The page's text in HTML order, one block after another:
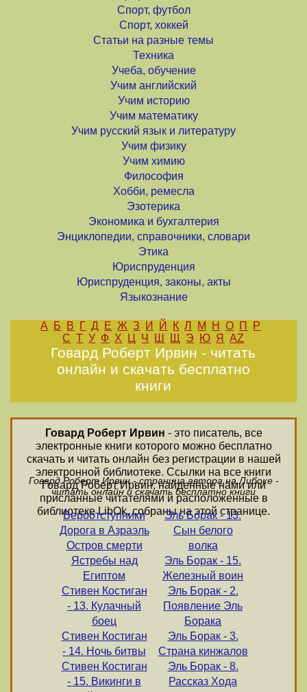
Спорт, футбол
Спорт, хоккей
Статьи на разные темы
Техника
Учеба, обучение
Учим английский
Учим историю
Учим математику
Учим русский язык и литературу
Учим физику
Учим химию
Философия
Хобби, ремесла
Эзотерика
Экономика и бухгалтерия
Энциклопедии, справочники, словари
Этика
Юриспруденция
Юриспруденция, законы, акты
Языкознание
А Б В Г Д Е Ж З И Й К Л М Н О П
Р
С Т У Ф Х Ц Ч Ш Щ Э Ю Я AZ
Говард Роберт Ирвин - читать
онлайн и скачать бесплатно
книги
Говард Роберт Ирвин - это писатель, все
электронные книги которого можно бесплатно
скачать и читать онлайн без регистрации в нашей
электронной библиотеке. Ссылки на все книги
Говард Роберт Ирвин, найденные нами или
присланные читателями и расположенные в
библиотеке LibOk, собраны на этой странице.
Говард Роберт Ирвин - страница автора на Либоке -
читать онлайн и скачать бесплатно книги
Вероотступники
Дорога в Азраэль
Остров смерти
Ястребы над
Египтом
Стивен Костиган
- 13. Кулачный
боец
Стивен Костиган
- 14. Ночь битвы
Стивен Костиган
- 15. Викинги в
Эль Борак - 13.
Сын белого
волка
Эль Борак - 15.
Железный воин
Эль Борак - 2.
Появление Эль
Борака
Эль Борак - 3.
Страна кинжалов
Эль Борак - 8.
Рассказ Хода